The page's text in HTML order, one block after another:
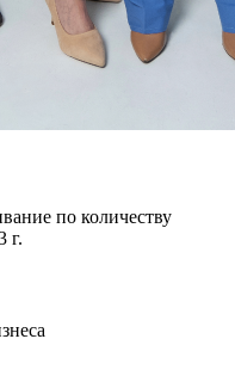
по количеству
г.